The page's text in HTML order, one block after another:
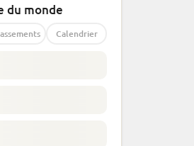
du monde
Calendrier